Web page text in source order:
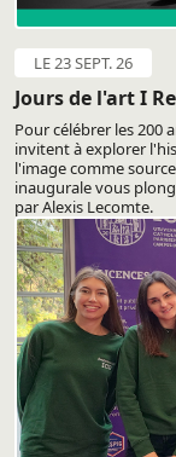
LE 23 SEPT. 26
Jours de l'art I
Pour célébrer les 200
invitent à explorer
l'image comme
inaugurale vous
par Alexis Lecomte.